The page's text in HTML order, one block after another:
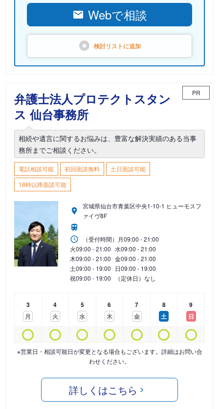
Webで相談
検討リストに追加
弁護士法人プロテクトスタン
ス 仙台事務所
PR
相続や遺言に関するお悩みは、豊富な解決実績のある当事
務所までご相談ください。
電話相談可能 初回面談無料
土日面談可能
18時以降面談可能
宮城県仙台市青葉区中央1-10-1 ヒューモスフ
ァイヴ8F
（受付時間） 月09:00 - 21:00
火09:00 - 21:00 水09:00 - 21:00
木09:00 - 21:00 金09:00 - 21:00
土09:00 - 19:00 日09:00 - 19:00
祝09:00 - 19:00 （定休日）なし
3
月
4
火
5
水
6
木
7
金
8
土
9
日
※営業日・相談可能日が変更となる場合もございます。詳細はお問い合
わせください。
詳しくはこちら